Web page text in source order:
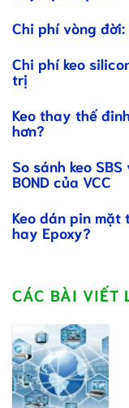
Chi phí vòng
Chi phí keo
trị
Keo thay thế
hơn?
So sánh keo
BOND của VCC
Keo dán pin mặt
hay Epoxy?
CÁC BÀI VIẾT